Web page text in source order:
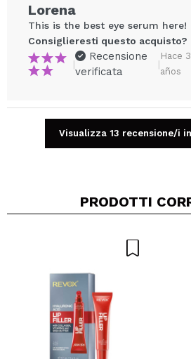
Condividi un video o
Consiglieresti questo
INVIA
Lorena
This is the best eye serum here!
Consiglieresti questo acquisto?
|
Recensione
verificata
|
Hace 3
años
Visualizza 13 recensione/i
PRODOTTI